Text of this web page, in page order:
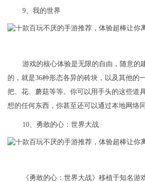
9、我的世界
游戏的核心体验是无限的自由，随意的
的，就是36种形态各异的砖块，以及其他的
把、花、蘑菇等等。你可以用手头的这些道
想的任何东西，你甚至还可以通过本地网络
10、勇敢的心：世界大战
《勇敢的心：世界大战》移植于知名游